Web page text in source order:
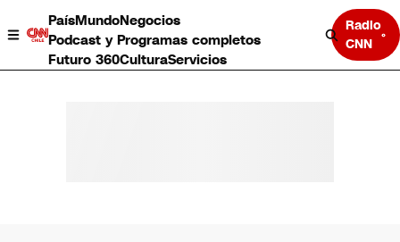
PaísMundoNegocios
Podcast y Programas completos
Futuro 360CulturaServicios
Radio
CNN